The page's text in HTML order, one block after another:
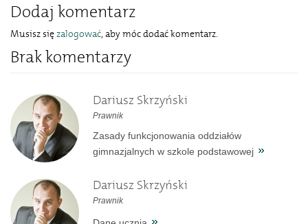
Dodaj komentarz
Musisz sięzalogować, aby móc dodać komentarz.
Brak komentarzy
Dariusz Skrzyński
Prawnik
Zasady funkcjonowania oddziałów
gimnazjalnych w szkole podstawowej
Dariusz Skrzyński
Prawnik